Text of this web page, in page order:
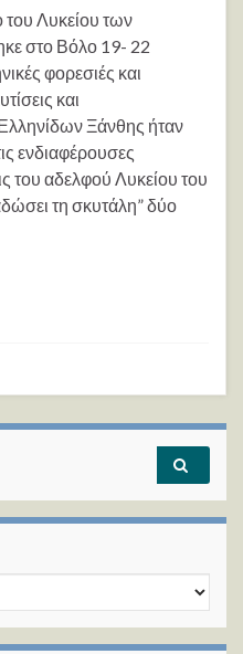
του Λυκείου των
στο Βόλο 19- 22
φορεσιές και
και
Ξάνθης ήταν
ενδιαφέρουσες
του αδελφού Λυκείου του
τη σκυτάλη” δύο